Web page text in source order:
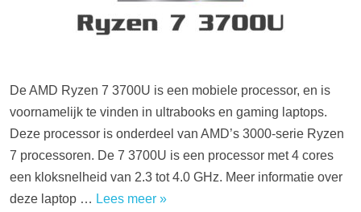
De AMD Ryzen 7 3700U is een mobiele processor, en is
voornamelijk te vinden in ultrabooks en gaming laptops.
Deze processor is onderdeel van AMD’s 3000-serie Ryzen
7 processoren. De 7 3700U is een processor met 4 cores
een kloksnelheid van 2.3 tot 4.0 GHz. Meer informatie over
deze laptop … Lees meer »